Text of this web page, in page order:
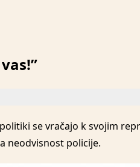
se vračajo k svojim
neodvisnost policije.